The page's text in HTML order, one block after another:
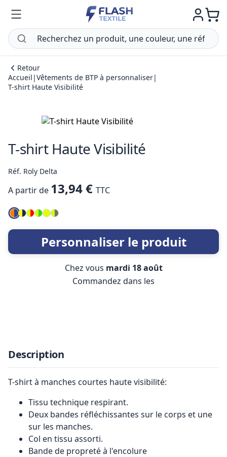
Retour
Accueil |Vêtements de BTP à personnaliser|
T-shirt Haute Visibilité
T-shirt Haute Visibilité
Réf. Roly Delta
A partir de 13,94 € TTC
Personnaliser le produit
Chez vous mardi 18 août
Commandez dans les
Description
T-shirt à manches courtes haute visibilité:
Tissu technique respirant.
Deux bandes réfléchissantes sur le corps et une
sur les manches.
Col en tissu assorti.
Bande de propreté à l'encolure